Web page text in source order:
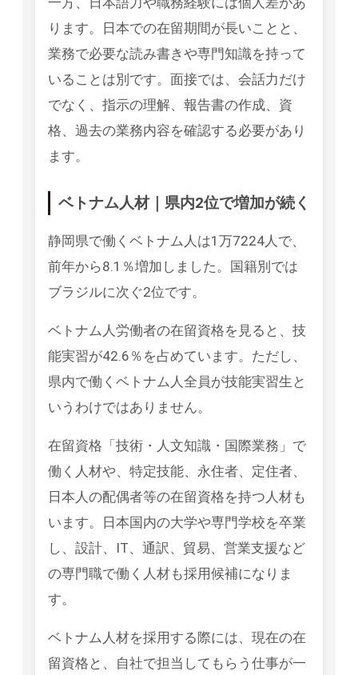
ります。日本での在留期間が長いことと、
業務で必要な読み書きや専門知識を持って
いることは別です。面接では、会話力だけ
でなく、指示の理解、報告書の作成、資
格、過去の業務内容を確認する必要があり
ます。
ベトナム人材｜県内2位で増加が続く
静岡県で働くベトナム人は1万7224人で、
前年から8.1％増加しました。国籍別では
ブラジルに次ぐ2位です。
ベトナム人労働者の在留資格を見ると、技
能実習が42.6％を占めています。ただし、
県内で働くベトナム人全員が技能実習生と
いうわけではありません。
在留資格「技術・人文知識・国際業務」で
働く人材や、特定技能、永住者、定住者、
日本人の配偶者等の在留資格を持つ人材も
います。日本国内の大学や専門学校を卒業
し、設計、IT、通訳、貿易、営業支援など
の専門職で働く人材も採用候補になりま
す。
ベトナム人材を採用する際には、現在の在
留資格と、自社で担当してもらう仕事が一